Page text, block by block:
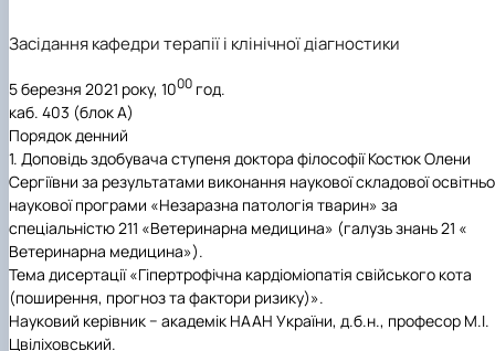
Засідання кафедри терапії і клінічної діагностики
5 березня 2021 року, 1000 год.
каб. 403 (блок А)
Порядок денний
1. Доповідь здобувача ступеня доктора філософії Костюк Олени
Сергіївни за результатами виконання наукової складової
наукової програми «Незаразна патологія тварин» за
спеціальністю 211 «Ветеринарна медицина» (галузь знань 21 «
Ветеринарна медицина»).
Тема дисертації «Гіпертрофічна кардіоміопатія свійського кота
(поширення, прогноз та фактори ризику)».
Науковий керівник − академік НААН України, д.б.н., професор М.І.
Цвіліховський.